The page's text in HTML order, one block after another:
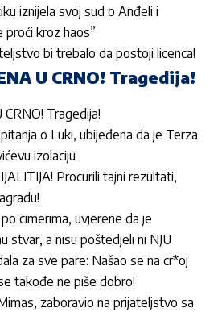
iznijela svoj sud o Anđeli i
proći kroz haos”
bi trebalo da postoji licenca!
U CRNO! Tragedija!
Tragedija!
o Luki, ubijeđena da je Terza
izolaciju
Procurili tajni rezultati,
cimerima, uvjerene da je
stvar, a nisu poštedjeli ni NJU
za sve pare: Našao se na cr*oj
takođe ne piše dobro!
zaboravio na prijateljstvo sa